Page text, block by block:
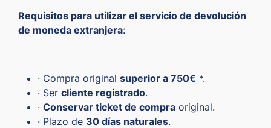
Requisitos para utilizar el servicio de devolución
de moneda extranjera:
· Compra original superior a 750€ *.
· Ser cliente registrado.
· Conservar ticket de compra original.
· Plazo de 30 días naturales.